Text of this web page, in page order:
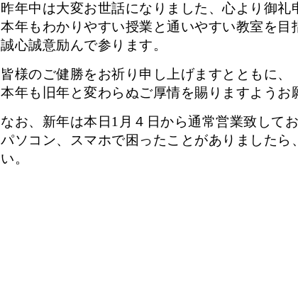
昨年中は大変お世話になりました、心より御礼
本年もわかりやすい授業と通いやすい教室を目
誠心誠意励んで参ります。
皆様のご健勝をお祈り申し上げますとともに、
本年も旧年と変わらぬご厚情を賜りますようお
なお、新年は本日1月４日から通常営業致してお
パソコン、スマホで困ったことがありましたら
い。